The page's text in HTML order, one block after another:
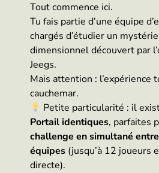
Tout commence ici.
Tu fais partie d’une équipe
chargés d’étudier un
dimensionnel découvert par
Jeegs.
Mais attention : l’expérience
cauchemar.
Petite particularité : il
Portail identiques, parfaites
challenge en simultané
équipes (jusqu’à 12 joueurs
directe).